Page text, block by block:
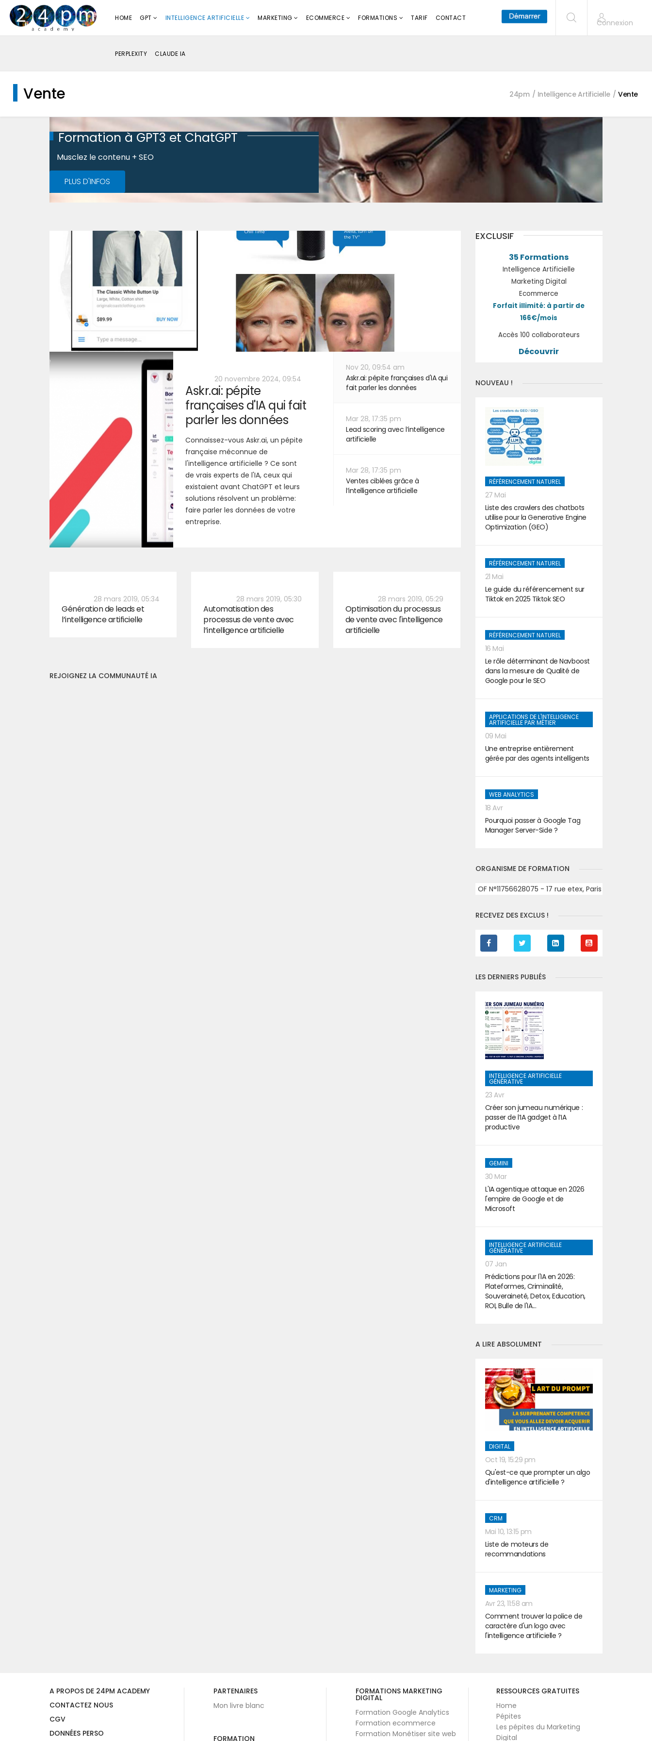
HOME GPT INTELLIGENCE ARTIFICIELLE MARKETING ECOMMERCE FORMATIONS TARIF CONTACT
PERPLEXITY CLAUDE IA
Connexion
Vente 24pm Intelligence Artificielle Vente
Formation à GPT3 et ChatGPT
Musclez le contenu + SEO
PLUS D'INFOS
20 novembre 2024, 09:54
Askr.ai: pépite
françaises d'IA qui fait
parler les données
Connaissez-vous Askr.ai, un pépite
française méconnue de
l'intelligence artificielle ? Ce sont
de vrais experts de l'IA, ceux qui
existaient avant ChatGPT et leurs
solutions résolvent un problème:
faire parler les données de votre
entreprise.
Nov 20, 09:54 am
Askr.ai: pépite françaises d'IA qui
fait parler les données
Mar 28, 17:35 pm
Lead scoring avec l’intelligence
artificielle
Mar 28, 17:35 pm
Ventes ciblées grâce à
l’intelligence artificielle
28 mars 2019, 05:34
Génération de leads et
l’intelligence artificielle
28 mars 2019, 05:30
Automatisation des
processus de vente avec
l’intelligence artificielle
28 mars 2019, 05:29
Optimisation du processus
de vente avec l'intelligence
artificielle
REJOIGNEZ LA COMMUNAUTÉ IA
EXCLUSIF
35 Formations
Intelligence Artificielle
Marketing Digital
Ecommerce
Forfait illimité: à partir de
166€/mois
Accès 100 collaborateurs
Découvrir
NOUVEAU !
RÉFÉRENCEMENT NATUREL
27 Mai
Liste des crawlers des chatbots
utilise pour la Generative Engine
Optimization (GEO)
RÉFÉRENCEMENT NATUREL
21 Mai
Le guide du référencement sur
Tiktok en 2025 Tiktok SEO
RÉFÉRENCEMENT NATUREL
16 Mai
Le rôle déterminant de Navboost
dans la mesure de Qualité de
Google pour le SEO
APPLICATIONS DE L'INTELLIGENCE
ARTIFICIELLE PAR MÉTIER
09 Mai
Une entreprise entièrement
gérée par des agents intelligents
WEB ANALYTICS
18 Avr
Pourquoi passer à Google Tag
Manager Server-Side ?
ORGANISME DE FORMATION
OF N°11756628075 - 17 rue etex, Paris
RECEVEZ DES EXCLUS !
LES DERNIERS PUBLIÉS
INTELLIGENCE ARTIFICIELLE
GÉNÉRATIVE
23 Avr
Créer son jumeau numérique :
passer de l’IA gadget à l’IA
productive
GEMINI
30 Mar
L'IA agentique attaque en 2026
l'empire de Google et de
Microsoft
INTELLIGENCE ARTIFICIELLE
GÉNÉRATIVE
07 Jan
Prédictions pour l'IA en 2026:
Plateformes, Criminalité,
Souveraineté, Detox, Education,
ROI, Bulle de l'IA...
A LIRE ABSOLUMENT
DIGITAL
Oct 19, 15:29 pm
Qu'est-ce que prompter un algo
d'intelligence artificielle ?
CRM
Mai 10, 13:15 pm
Liste de moteurs de
recommandations
MARKETING
Avr 23, 11:58 am
Comment trouver la police de
caractère d'un logo avec
l'intelligence artificielle ?
A PROPOS DE 24PM ACADEMY
CONTACTEZ NOUS
CGV
DONNÉES PERSO
PARTENAIRES
Mon livre blanc
FORMATION
FORMATIONS MARKETING
DIGITAL
Formation Google Analytics
Formation ecommerce
Formation Monétiser site web
RESSOURCES GRATUITES
Home
Pépites
Les pépites du Marketing
Digital